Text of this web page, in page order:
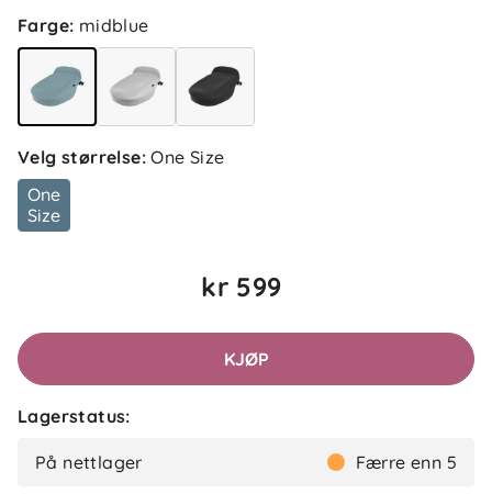
Farge: midblue
Velg størrelse:One Size
One
Size
kr 599
KJØP
Lagerstatus:
På nettlager Færre enn 5